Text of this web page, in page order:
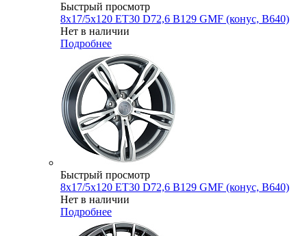
Быстрый просмотр
8x17/5x120 ET30 D72,6 B129 GMF (конус, B640)
Нет в наличии
Подробнее
Быстрый просмотр
8x17/5x120 ET30 D72,6 B129 GMF (конус, B640)
Нет в наличии
Подробнее